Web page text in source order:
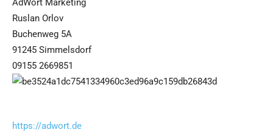
AdWort Marketing
Ruslan Orlov
Buchenweg 5A
91245 Simmelsdorf
09155 2669851
https://adwort.de